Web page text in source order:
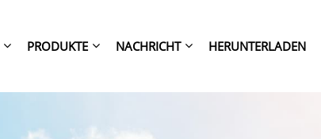
PRODUKTE NACHRICHT HERUNTERLADEN